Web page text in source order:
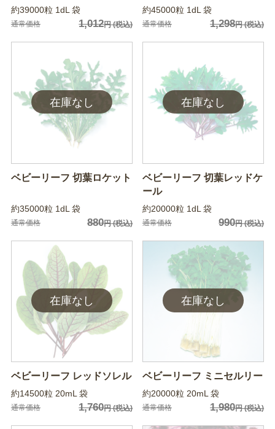
約39000粒 1dL 袋
通常価格 1,012円(税込)
約45000粒 1dL 袋
通常価格 1,298円(税込)
ベビーリーフ 切葉ロケット
約35000粒 1dL 袋
通常価格 880円(税込)
ベビーリーフ 切葉レッドケ
ール
約20000粒 1dL 袋
通常価格 990円(税込)
ベビーリーフ レッドソレル
約14500粒 20mL 袋
通常価格 1,760円(税込)
ベビーリーフ ミニセルリー
約20000粒 20mL 袋
通常価格 1,980円(税込)